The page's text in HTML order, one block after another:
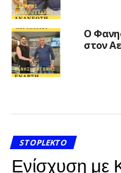
Ο
στον
STOPLEKTO
Ενίσχυση με